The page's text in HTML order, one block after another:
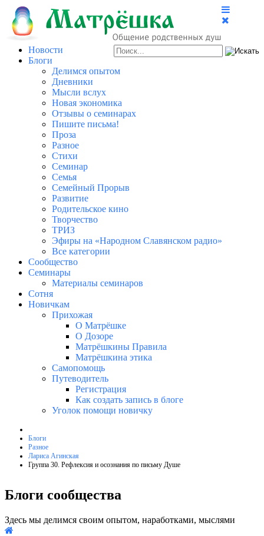
Новости
Блоги
Делимся опытом
Дневники
Мысли вслух
Новая экономика
Отзывы о семинарах
Пишите письма!
Проза
Разное
Стихи
Семинар
Семья
Семейный Прорыв
Развитие
Родительское кино
Творчество
ТРИЗ
Эфиры на «Народном Славянском радио»
Все категории
Сообщество
Семинары
Материалы семинаров
Сотня
Новичкам
Прихожая
О Матрёшке
О Дозоре
Матрёшкины Правила
Матрёшкина этика
Самопомощь
Путеводитель
Регистрация
Как создать запись в блоге
Уголок помощи новичку
Блоги
Разное
Лариса Агинская
Группа 30. Рефлексия и осознания по письму Душе
Блоги сообщества
Здесь мы делимся своим опытом, наработками, мыслями